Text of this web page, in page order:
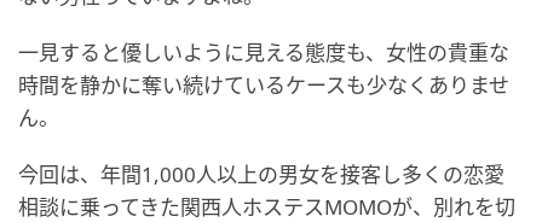
一見すると優しいように見える態度も、女性の貴重な
時間を静かに奪い続けているケースも少なくありませ
ん。
今回は、年間1,000人以上の男女を接客し多くの恋愛
相談に乗ってきた関西人ホステスMOMOが、別れを切